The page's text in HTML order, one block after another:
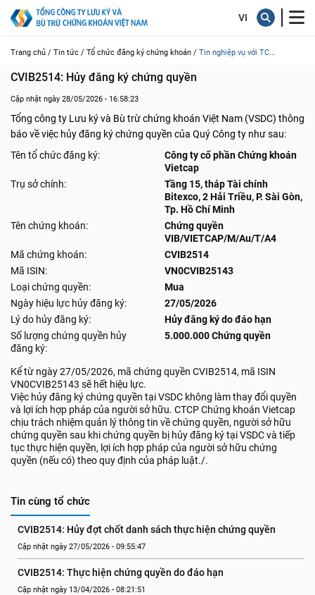
Trang chủ / Tin tức / Tổ chức đăng ký chứng khoán / Tin nghiệp vụ với TC...
CVIB2514: Hủy đăng ký chứng quyền
Cập nhật ngày 28/05/2026 - 16:58:23
Tổng công ty Lưu ký và Bù trừ chứng khoán Việt Nam (VSDC) thông
báo về việc hủy đăng ký chứng quyền của Quý Công ty như sau:
Tên tổ chức đăng ký:
Công ty cổ phần Chứng khoán
Vietcap
Trụ sở chính:
Tầng 15, tháp Tài chính
Bitexco, 2 Hải Triều, P. Sài Gòn,
Tp. Hồ Chí Minh
Tên chứng khoán:
Chứng quyền
VIB/VIETCAP/M/Au/T/A4
Mã chứng khoán:
CVIB2514
Mã ISIN:
VN0CVIB25143
Loại chứng quyền:
Mua
Ngày hiệu lực hủy đăng ký:
27/05/2026
Lý do hủy đăng ký:
Hủy đăng ký do đáo hạn
Số lượng chứng quyền hủy
đăng ký:
5.000.000 Chứng quyền
Kể từ ngày 27/05/2026, mã chứng quyền CVIB2514, mã ISIN
VN0CVIB25143 sẽ hết hiệu lực.
Việc hủy đăng ký chứng quyền tại VSDC không làm thay đổi quyền
và lợi ích hợp pháp của người sở hữu. CTCP Chứng khoán Vietcap
chịu trách nhiệm quản lý thông tin về chứng quyền, người sở hữu
chứng quyền sau khi chứng quyền bị hủy đăng ký tại VSDC và tiếp
tục thực hiện quyền, lợi ích hợp pháp của người sở hữu chứng
quyền (nếu có) theo quy định của pháp luật./.
Tin cùng tổ chức
CVIB2514: Hủy đợt chốt danh sách thực hiện chứng quyền
Cập nhật ngày 27/05/2026 - 09:55:47
CVIB2514: Thực hiện chứng quyền do đáo hạn
Cập nhật ngày 13/04/2026 - 08:21:51